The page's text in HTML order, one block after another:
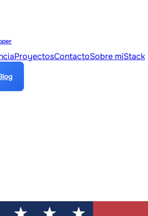
ProyectosContactoSobre míStack